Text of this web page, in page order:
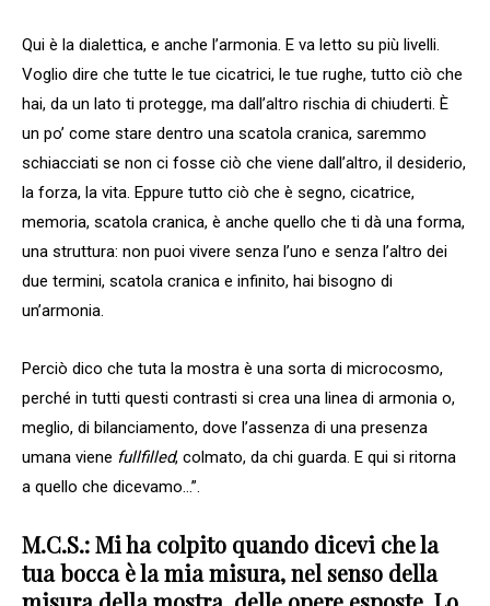
Qui è la dialettica, e anche l’armonia. E va letto su più livelli.
Voglio dire che tutte le tue cicatrici, le tue rughe, tutto ciò che
hai, da un lato ti protegge, ma dall’altro rischia di chiuderti. È
un po’ come stare dentro una scatola cranica, saremmo
schiacciati se non ci fosse ciò che viene dall’altro, il desiderio,
la forza, la vita. Eppure tutto ciò che è segno, cicatrice,
memoria, scatola cranica, è anche quello che ti dà una forma,
una struttura: non puoi vivere senza l’uno e senza l’altro dei
due termini, scatola cranica e infinito, hai bisogno di
un’armonia.
Perciò dico che tuta la mostra è una sorta di microcosmo,
perché in tutti questi contrasti si crea una linea di armonia o,
meglio, di bilanciamento, dove l’assenza di una presenza
umana viene fullfilled, colmato, da chi guarda. E qui si ritorna
a quello che dicevamo…”.
M.C.S.: Mi ha colpito quando dicevi che la
tua bocca è la mia misura, nel senso della